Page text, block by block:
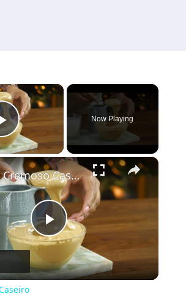
×
Play Video
Now Playing
×
Play
Video
Café Cremoso Caseiro